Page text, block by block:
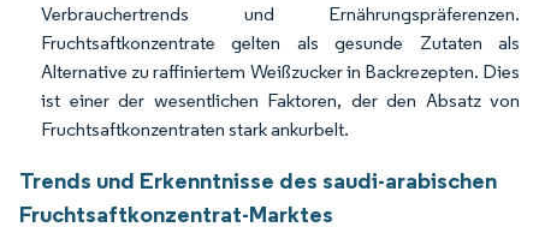
Verbrauchertrends und Ernährungspräferenzen.
Fruchtsaftkonzentrate gelten als gesunde Zutaten als
Alternative zu raffiniertem Weißzucker in Backrezepten. Dies
ist einer der wesentlichen Faktoren, der den Absatz von
Fruchtsaftkonzentraten stark ankurbelt.
Trends und Erkenntnisse des saudi-arabischen
Fruchtsaftkonzentrat-Marktes